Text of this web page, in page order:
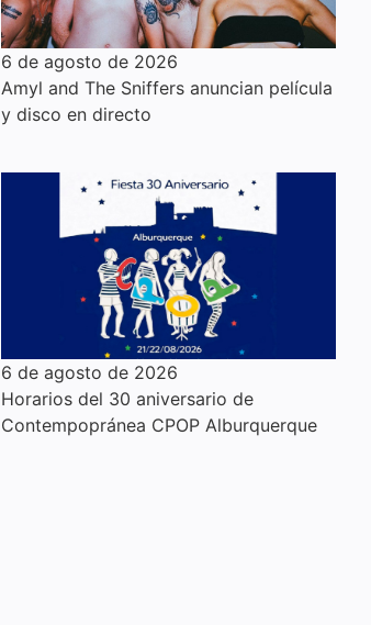
6 de agosto de 2026
Amyl and The Sniffers anuncian película
y disco en directo
6 de agosto de 2026
Horarios del 30 aniversario de
Contempopránea CPOP Alburquerque